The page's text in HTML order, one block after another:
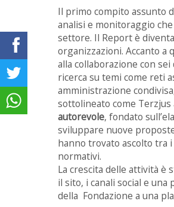
Il primo compito assunto
analisi e monitoraggio
settore. Il Report è
organizzazioni. Accanto a
alla collaborazione con
ricerca su temi come reti
amministrazione
sottolineato come
autorevole, fondato
sviluppare nuove
hanno trovato ascolto tra
normativi.
La crescita delle attività è
il sito, i canali social e
della Fondazione a una